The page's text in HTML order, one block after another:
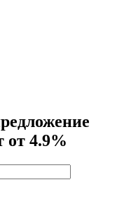
от 4.9%